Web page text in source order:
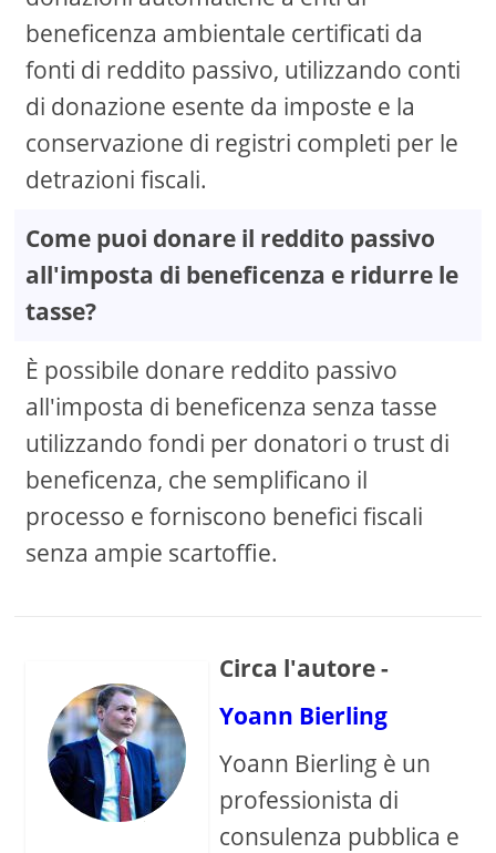
beneficenza ambientale certificati da
fonti di reddito passivo, utilizzando conti
di donazione esente da imposte e la
conservazione di registri completi per le
detrazioni fiscali.
Come puoi donare il reddito passivo
all'imposta di beneficenza e ridurre le
tasse?
È possibile donare reddito passivo
all'imposta di beneficenza senza tasse
utilizzando fondi per donatori o trust di
beneficenza, che semplificano il
processo e forniscono benefici fiscali
senza ampie scartoffie.
Circa l'autore -
Yoann Bierling
Yoann Bierling è un
professionista di
consulenza pubblica e